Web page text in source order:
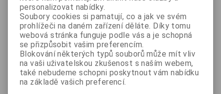
Bixolon SLP-DX223G termální
tiskárna, 300dpi, USB, sériová, černá
Výrobce: BIXOLON Katalogové číslo:SLP-
DX223G
Záruka (měsíců):
Dostupnost:
skladem
Termální tiskárna etiket, 300dpi. Rozhraní USB +
personalizovat nabídky.
Soubory cookies si pamatují, co a jak ve svém
prohlížeči na daném zařízení děláte. Díky tomu
webová stránka funguje podle vás a je schopná
se přizpůsobit vašim preferencím.
Blokování některých typů souborů může mít vliv
na vaši uživatelskou zkušenost s naším webem,
také nebudeme schopni poskytnout vám nabídku
na základě vašich preferencí.